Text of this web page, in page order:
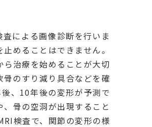
による画像診断を行いま
めることはできません。
治療を始めることが大切
のすり減り具合などを確
、10年後の変形が予測で
骨の空洞が出現すること
検査で、関節の変形の様